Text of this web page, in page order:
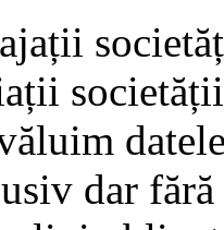
dar